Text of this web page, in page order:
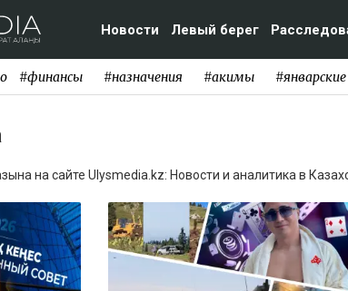
Новости Левый берег
#финансы #назначения #акимы
на сайте Ulysmedia.kz: Новости и аналитика в